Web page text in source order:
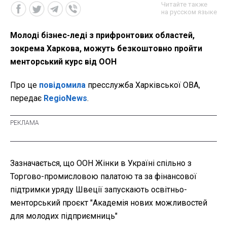
Читайте также
на русском языке
Молоді бізнес-леді з прифронтових областей,
зокрема Харкова, можуть безкоштовно пройти
менторський курс від ООН
Про це повідомила пресслужба Харківської ОВА,
передає RegioNews.
Зазначається, що ООН Жінки в Україні спільно з
Торгово-промисловою палатою та за фінансової
підтримки уряду Швеції запускають освітньо-
менторський проєкт "Академія нових можливостей
для молодих підприємниць"